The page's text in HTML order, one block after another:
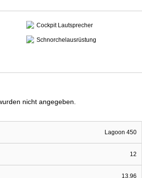
Cockpit Lautsprecher
Schnorchelausrüstung
nicht angegeben.
Lagoon 450
12
13.96